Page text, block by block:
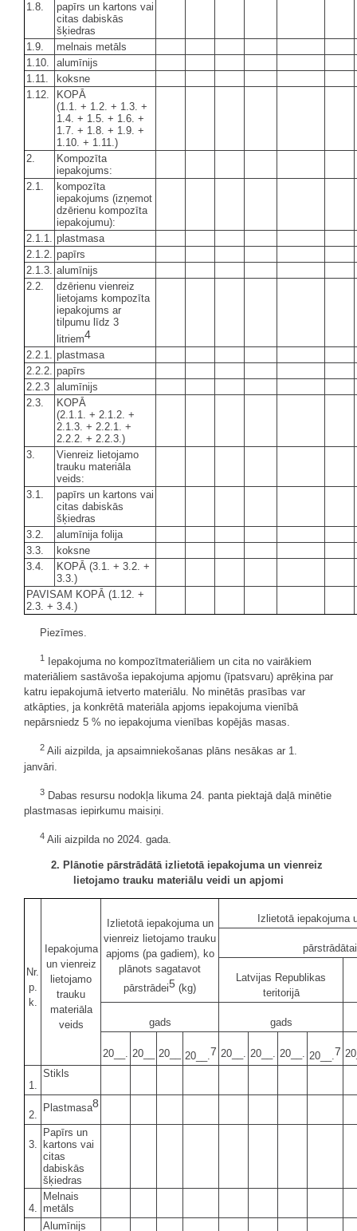
1.8.
papīrs un kartons vai
citas dabiskās
šķiedras
1.9.
melnais metāls
1.10.
alumīnijs
1.11.
koksne
1.12.
KOPĀ
(1.1. + 1.2. + 1.3. +
1.4. + 1.5. + 1.6. +
1.7. + 1.8. + 1.9. +
1.10. + 1.11.)
2.
Kompozīta
iepakojums:
2.1.
kompozīta
iepakojums (izņemot
dzērienu kompozīta
iepakojumu):
2.1.1. plastmasa
2.1.2. papīrs
2.1.3. alumīnijs
2.2.
dzērienu vienreiz
lietojams kompozīta
iepakojums ar
tilpumu līdz 3
litriem4
2.2.1. plastmasa
2.2.2. papīrs
2.2.3 alumīnijs
2.3.
KOPĀ
(2.1.1. + 2.1.2. +
2.1.3. + 2.2.1. +
2.2.2. + 2.2.3.)
3.
Vienreiz lietojamo
trauku materiāla
veids:
3.1.
papīrs un kartons vai
citas dabiskās
šķiedras
3.2.
alumīnija folija
3.3.
koksne
3.4.
KOPĀ (3.1. + 3.2. +
3.3.)
PAVISAM KOPĀ (1.12. +
2.3. + 3.4.)
Piezīmes.
1
Iepakojuma no kompozītmateriāliem un cita no vairākiem
materiāliem sastāvoša iepakojuma apjomu (īpatsvaru) aprēķina par
katru iepakojumā ietverto materiālu. No minētās prasības var
atkāpties, ja konkrētā materiāla apjoms iepakojuma vienībā
nepārsniedz 5 % no iepakojuma vienības kopējās masas.
2 Aili aizpilda, ja apsaimniekošanas plāns nesākas ar 1.
janvāri.
3 Dabas resursu nodokļa likuma 24. panta piektajā daļā minētie
plastmasas iepirkumu maisiņi.
4 Aili aizpilda no 2024. gada.
2. Plānotie pārstrādātā izlietotā iepakojuma un vienreiz
lietojamo trauku materiālu veidi un apjomi
Nr.
p.
k.
Iepakojuma
un vienreiz
lietojamo
trauku
materiāla
veids
Izlietotā iepakojuma un
vienreiz lietojamo trauku
apjoms (pa gadiem), ko
plānots sagatavot
pārstrādei5 (kg)
Izlietotā iepakojuma
Latvijas Republikas
teritorijā
gads gads
20__. 20__ 20__ 20__.7 20__. 20__. 20__. 20__.7
1.
Stikls
2.
Plastmasa8
3.
Papīrs un
kartons vai
citas
dabiskās
šķiedras
4.
Melnais
metāls
Alumīnijs